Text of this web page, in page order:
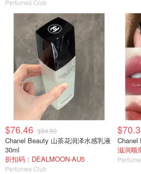
Perfumes Club
$76.46 $94.90
Chanel Beauty 山茶花润泽水感乳液
30ml
折扣码：DEALMOON-AU5
Perfumes Club
Chanel
滋润顺